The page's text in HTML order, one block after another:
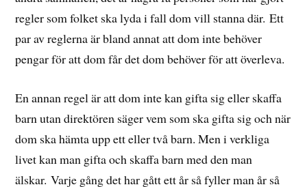
regler som folket ska lyda i fall dom vill stanna där. Ett
par av reglerna är bland annat att dom inte behöver
pengar för att dom får det dom behöver för att överleva.
En annan regel är att dom inte kan gifta sig eller skaffa
barn utan direktören säger vem som ska gifta sig och när
dom ska hämta upp ett eller två barn. Men i verkliga
livet kan man gifta och skaffa barn med den man
älskar. Varje gång det har gått ett år så fyller man år så